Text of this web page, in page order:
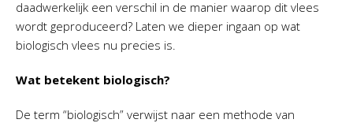
daadwerkelijk een verschil in de manier waarop dit vlees
wordt geproduceerd? Laten we dieper ingaan op wat
biologisch vlees nu precies is.
Wat betekent biologisch?
De term “biologisch” verwijst naar een methode van